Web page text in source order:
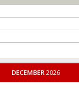
DECEMBER2026